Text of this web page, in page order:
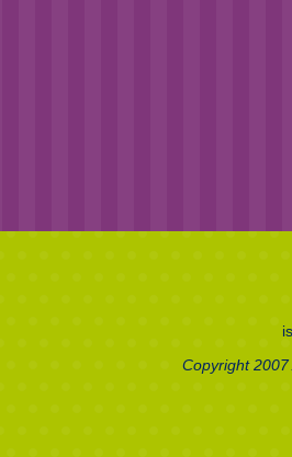
Copyright 2007